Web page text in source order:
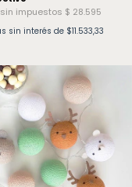
sin interés de $11.533,33